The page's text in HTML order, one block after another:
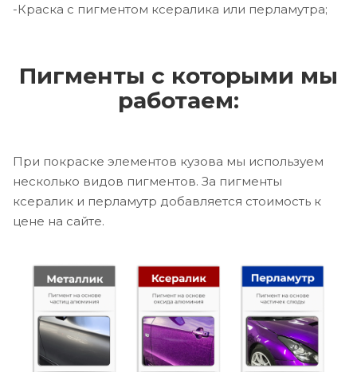
-Краска с пигментом ксералика или перламутра;
Пигменты с которыми мы
работаем:
При покраске элементов кузова мы используем
несколько видов пигментов. За пигменты
ксералик и перламутр добавляется стоимость к
цене на сайте.